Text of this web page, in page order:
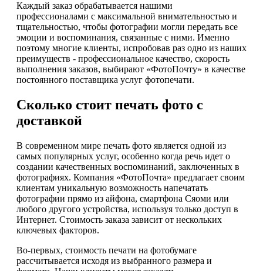
Каждый заказ обрабатывается нашими
профессионалами с максимальной внимательностью и
тщательностью, чтобы фотографии могли передать все
эмоции и воспоминания, связанные с ними. Именно
поэтому многие клиенты, испробовав раз одно из наших
преимуществ - профессиональное качество, скорость
выполнения заказов, выбирают «ФотоПочту» в качестве
постоянного поставщика услуг фотопечати.
Сколько стоит печать фото с
доставкой
В современном мире печать фото является одной из
самых популярных услуг, особенно когда речь идет о
создании качественных воспоминаний, заключенных в
фотографиях. Компания «ФотоПочта» предлагает своим
клиентам уникальную возможность напечатать
фотографии прямо из айфона, смартфона Сяоми или
любого другого устройства, используя только доступ в
Интернет. Стоимость заказа зависит от нескольких
ключевых факторов.
Во-первых, стоимость печати на фотобумаге
рассчитывается исходя из выбранного размера и